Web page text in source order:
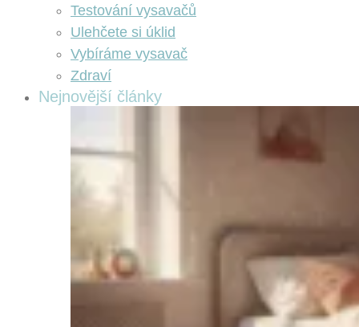
Testování vysavačů
Ulehčete si úklid
Vybíráme vysavač
Zdraví
Nejnovější články